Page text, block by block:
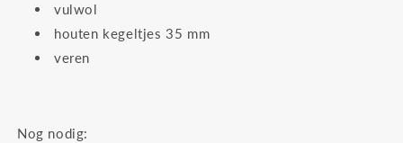
vulwol
houten kegeltjes 35 mm
veren
Nog nodig: